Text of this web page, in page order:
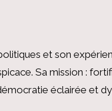
et son
Sa mission :
éclairée et